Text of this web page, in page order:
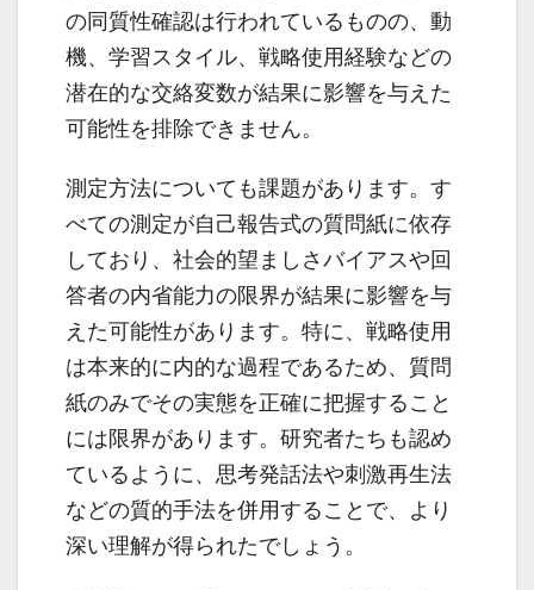
の同質性確認は行われているものの、動
機、学習スタイル、戦略使用経験などの
潜在的な交絡変数が結果に影響を与えた
可能性を排除できません。
測定方法についても課題があります。す
べての測定が自己報告式の質問紙に依存
しており、社会的望ましさバイアスや回
答者の内省能力の限界が結果に影響を与
えた可能性があります。特に、戦略使用
は本来的に内的な過程であるため、質問
紙のみでその実態を正確に把握すること
には限界があります。研究者たちも認め
ているように、思考発話法や刺激再生法
などの質的手法を併用することで、より
深い理解が得られたでしょう。